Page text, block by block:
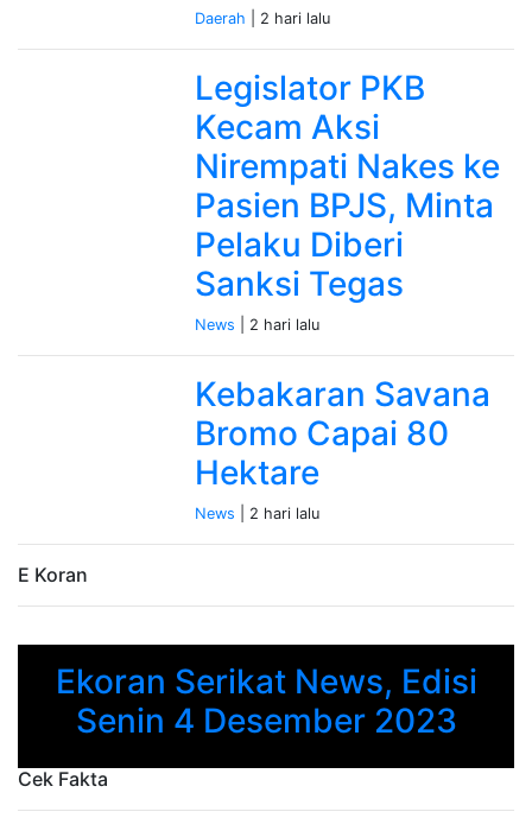
Daerah | 2 hari lalu
Legislator PKB
Kecam Aksi
Nirempati Nakes ke
Pasien BPJS, Minta
Pelaku Diberi
Sanksi Tegas
News | 2 hari lalu
Kebakaran Savana
Bromo Capai 80
Hektare
News | 2 hari lalu
E Koran
Ekoran Serikat News, Edisi
Senin 4 Desember 2023
Previous
Cek Fakta